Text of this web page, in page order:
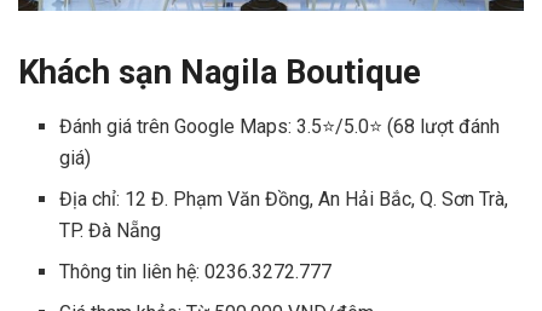
Khách sạn Nagila Boutique
Đánh giá trên Google Maps: 3.5⭐/5.0⭐ (68 lượt đánh
giá)
Địa chỉ: 12 Đ. Phạm Văn Đồng, An Hải Bắc, Q. Sơn Trà,
TP. Đà Nẵng
Thông tin liên hệ: 0236.3272.777